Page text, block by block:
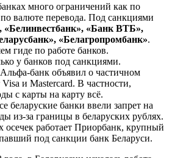
много ограничений как по
валюте перевода. Под санкциями
«Банк ВТБ»,
«Белагропромбанк».
гиде по работе банков.
у банков под санкциями.
банк объявил о частичном
и Mastercard. В частности,
с карты на карту всё.
беларуские банки ввели запрет на
из-за границы в беларуских рублях.
осечек работает Приорбанк, крупный
под санкции банк Беларуси.